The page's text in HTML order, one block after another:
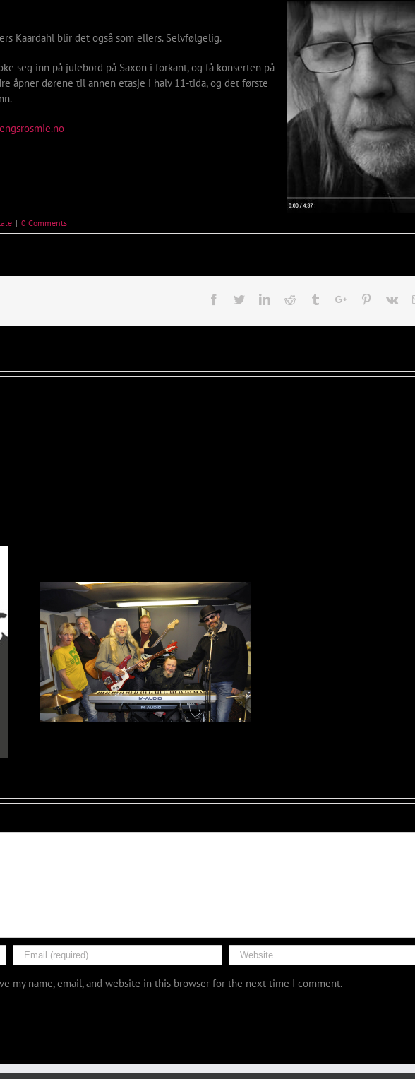
Kaardahl blir det også som ellers. Selvfølgelig.
seg inn på julebord på Saxon i forkant, og få konserten på
åpner dørene til annen etasje i halv 11-tida, og det første
| 0 Comments
Facebook
TwitterLinkedinReddit TumblrGoogle+Pinterest
Vk
my name, email, and website in this browser for the next time I comment.